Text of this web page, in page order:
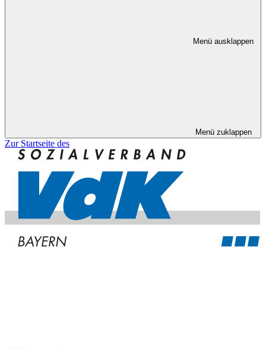
Menü ausklappen
Menü zuklappen
Zur Startseite des